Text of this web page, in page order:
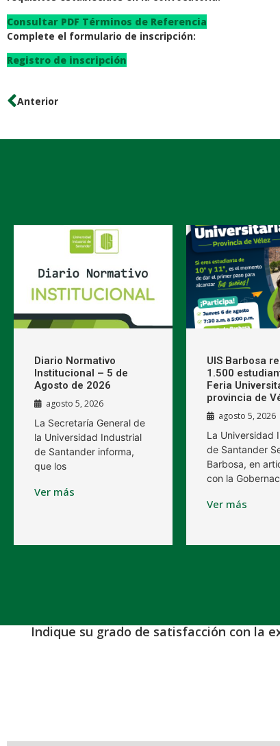
Consultar PDF Términos de Referencia
Complete el formulario de inscripción:
Registro de inscripción
Anterior
Diario Normativo
Institucional – 5 de
Agosto de 2026
agosto 5, 2026
La Secretaría General de
la Universidad Industrial
de Santander informa,
que los
Ver más
UIS Barbosa
1.500
Feria
provincia de
agosto 5, 2026
La Universidad
de Santander
Barbosa, en
con la
Ver más
Indique su grado de satisfacción con la